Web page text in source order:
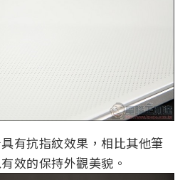
有抗指紋效果，相比其他筆
效的保持外觀美貌。